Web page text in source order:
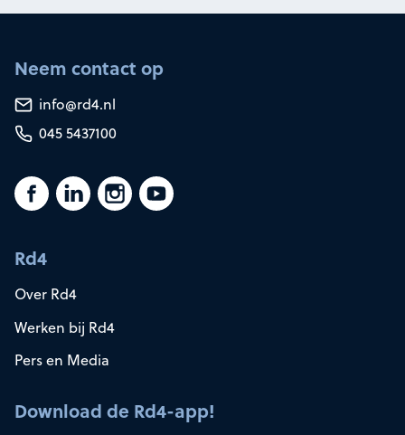
Neem contact op
info@rd4.nl
045 5437100
Rd4
Over Rd4
Werken bij Rd4
Pers en Media
Download de Rd4-app!